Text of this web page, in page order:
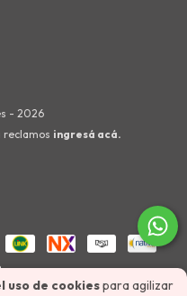
uso de cookiespara agilizar
- 2026
reclamos ingresá acá.